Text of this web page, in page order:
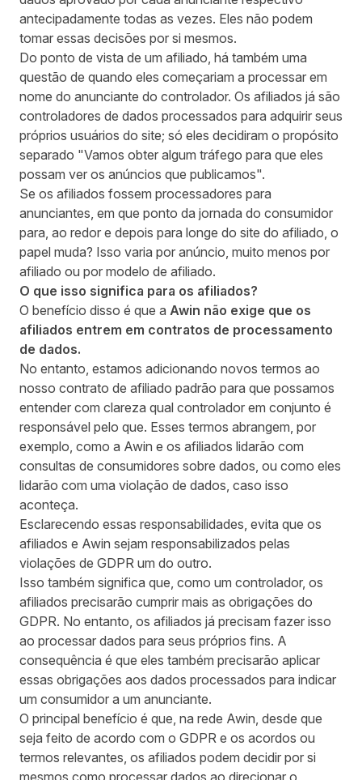
antecipadamente todas as vezes. Eles não podem
tomar essas decisões por si mesmos.
Do ponto de vista de um afiliado, há também uma
questão de quando eles começariam a processar em
nome do anunciante do controlador. Os afiliados já são
controladores de dados processados ​​para adquirir seus
próprios usuários do site; só eles decidiram o propósito
separado "Vamos obter algum tráfego para que eles
possam ver os anúncios que publicamos".
Se os afiliados fossem processadores para
anunciantes, em que ponto da jornada do consumidor
para, ao redor e depois para longe do site do afiliado, o
papel muda? Isso varia por anúncio, muito menos por
afiliado ou por modelo de afiliado.
O que isso significa para os afiliados?
O benefício disso é que a Awin não exige que os
afiliados entrem em contratos de processamento
de dados.
No entanto, estamos adicionando novos termos ao
nosso contrato de afiliado padrão para que possamos
entender com clareza qual controlador em conjunto é
responsável pelo que. Esses termos abrangem, por
exemplo, como a Awin e os afiliados lidarão com
consultas de consumidores sobre dados, ou como eles
lidarão com uma violação de dados, caso isso
aconteça.
Esclarecendo essas responsabilidades, evita que os
afiliados e Awin sejam responsabilizados pelas
violações de GDPR um do outro.
Isso também significa que, como um controlador, os
afiliados precisarão cumprir mais as obrigações do
GDPR. No entanto, os afiliados já precisam fazer isso
ao processar dados para seus próprios fins. A
consequência é que eles também precisarão aplicar
essas obrigações aos dados processados ​​para indicar
um consumidor a um anunciante.
O principal benefício é que, na rede Awin, desde que
seja feito de acordo com o GDPR e os acordos ou
termos relevantes, os afiliados podem decidir por si
mesmos como processar dados ao direcionar o